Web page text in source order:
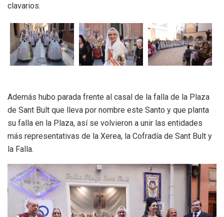
clavarios.
Además hubo parada frente al casal de la falla de la Plaza
de Sant Bult que lleva por nombre este Santo y que planta
su falla en la Plaza, así se volvieron a unir las entidades
más representativas de la Xerea, la Cofradía de Sant Bult y
la Falla.